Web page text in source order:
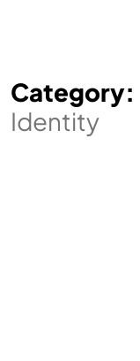
Category:
Identity